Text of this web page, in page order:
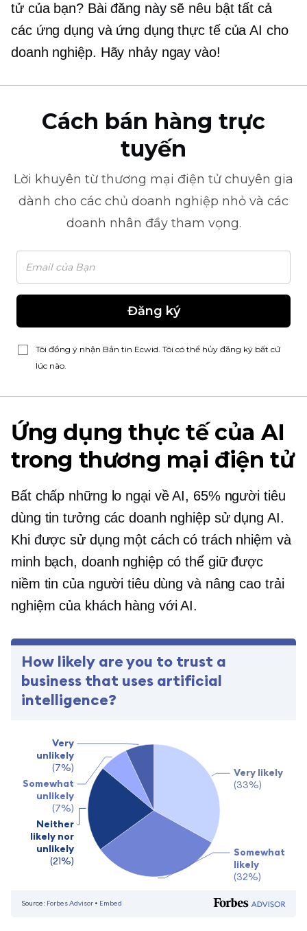
tử của bạn? Bài đăng này sẽ nêu bật tất cả
các ứng dụng và ứng dụng thực tế của AI cho
doanh nghiệp. Hãy nhảy ngay vào!
Cách bán hàng trực
tuyến
Lời khuyên từ thương mại điện tử chuyên gia
dành cho các chủ doanh nghiệp nhỏ và các
doanh nhân đầy tham vọng.
Đăng ký
Tôi đồng ý nhận Bản tin Ecwid. Tôi có thể hủy đăng ký bất cứ
lúc nào.
Ứng dụng thực tế của AI
trong thương mại điện tử
Bất chấp những lo ngại về AI, 65% người tiêu
dùng tin tưởng các doanh nghiệp sử dụng AI.
Khi được sử dụng một cách có trách nhiệm và
minh bạch, doanh nghiệp có thể giữ được
niềm tin của người tiêu dùng và nâng cao trải
nghiệm của khách hàng với AI.